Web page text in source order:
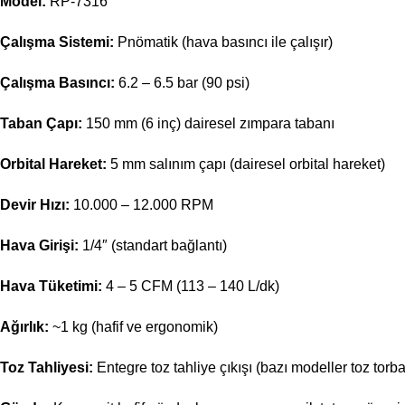
Çalışma Sistemi: Pnömatik (hava basıncı ile çalışır)
Çalışma Basıncı: 6.2 – 6.5 bar (90 psi)
Taban Çapı: 150 mm (6 inç) dairesel zımpara tabanı
Orbital Hareket: 5 mm salınım çapı (dairesel orbital hareket)
Devir Hızı: 10.000 – 12.000 RPM
Hava Girişi: 1/4″ (standart bağlantı)
Hava Tüketimi: 4 – 5 CFM (113 – 140 L/dk)
Ağırlık: ~1 kg (hafif ve ergonomik)
Toz Tahliyesi: Entegre toz tahliye çıkışı (bazı modeller toz